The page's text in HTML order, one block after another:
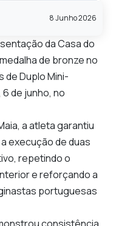
8 Junho 2026
da Casa do
de bronze no
de Duplo Mini-
de junho, no
a atleta garantiu
execução de duas
repetindo o
e reforçando a
portuguesas